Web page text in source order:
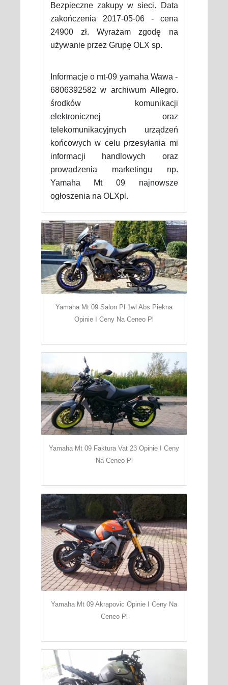
Bezpieczne zakupy w sieci. Data
zakończenia 2017-05-06 - cena
24900 zł. Wyrażam zgodę na
używanie przez Grupę OLX sp.
Informacje o mt-09 yamaha Wawa -
6806392582 w archiwum Allegro.
środków komunikacji
elektronicznej oraz
telekomunikacyjnych urządzeń
końcowych w celu przesyłania mi
informacji handlowych oraz
prowadzenia marketingu np.
Yamaha Mt 09 najnowsze
ogłoszenia na OLXpl.
Yamaha Mt 09 Salon Pl 1wl Abs Piekna
Opinie I Ceny Na Ceneo Pl
Yamaha Mt 09 Faktura Vat 23 Opinie I Ceny
Na Ceneo Pl
Yamaha Mt 09 Akrapovic Opinie I Ceny Na
Ceneo Pl